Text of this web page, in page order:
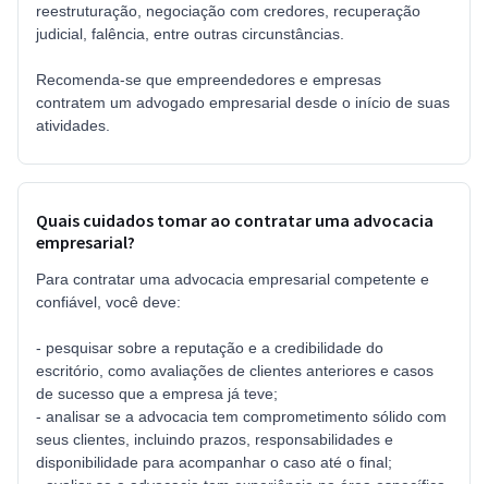
reestruturação, negociação com credores, recuperação
judicial, falência, entre outras circunstâncias.
Recomenda-se que empreendedores e empresas
contratem um advogado empresarial desde o início de suas
atividades.
Quais cuidados tomar ao contratar uma advocacia
empresarial?
Para contratar uma advocacia empresarial competente e
confiável, você deve:
- pesquisar sobre a reputação e a credibilidade do
escritório, como avaliações de clientes anteriores e casos
de sucesso que a empresa já teve;
- analisar se a advocacia tem comprometimento sólido com
seus clientes, incluindo prazos, responsabilidades e
disponibilidade para acompanhar o caso até o final;